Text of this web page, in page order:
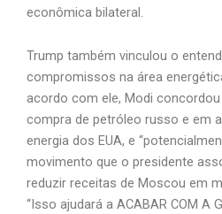
econômica bilateral.
Trump também vinculou o
compromissos na área
acordo com ele, Modi
compra de petróleo russo e em
energia dos EUA, e
movimento que o presidente
reduzir receitas de Moscou em
“Isso ajudará a ACABAR COM A